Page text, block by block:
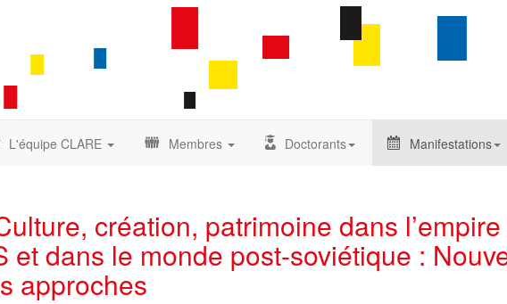
L'équipe CLARE Membres Doctorants Manifestations
création, patrimoine dans l’empire
et dans le monde post-soviétique :
approches